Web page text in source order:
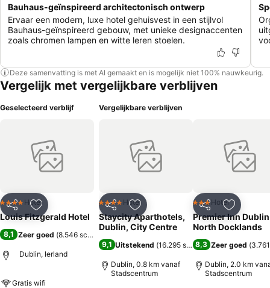
Bauhaus-geïnspireerd architectonisch ontwerp
Ervaar een modern, luxe hotel gehuisvest in een stijlvol
Bauhaus-geïnspireerd gebouw, met unieke designaccenten
zoals chromen lampen en witte leren stoelen.
Deze samenvatting is met AI gemaakt en is mogelijk niet 100% nauwkeurig.
Vergelijk met vergelijkbare verblijven
Geselecteerd verblijf
Delen Toevoegen aan favorieten
4 SterrenHotel
Louis Fitzgerald Hotel
8,1 Zeer goed (8.546 scores
Dublin, Ierland
Gratis wifi
Vergelijkbare verblijven
Delen Toevoegen aan favorieten
4 SterrenHotel
Staycity Aparthotels,
Dublin, City Centre
9,1 Uitstekend (16.295 scores)
Dublin, 0.8 km vanaf
Stadscentrum
Delen
3 Sterren
Hotel
Premier Inn
North Docklands
8,3 Zeer goed (
Dublin, 2.0 km
Stadscentrum